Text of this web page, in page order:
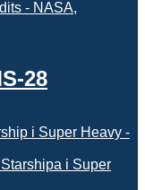
28
i Super